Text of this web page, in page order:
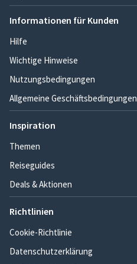
Informationen für Kunden
Hilfe
Wichtige Hinweise
Nutzungsbedingungen
Allgemeine Geschäftsbedingungen
Inspiration
Themen
Reiseguides
Deals & Aktionen
Richtlinien
Cookie-Richtlinie
Datenschutzerklärung